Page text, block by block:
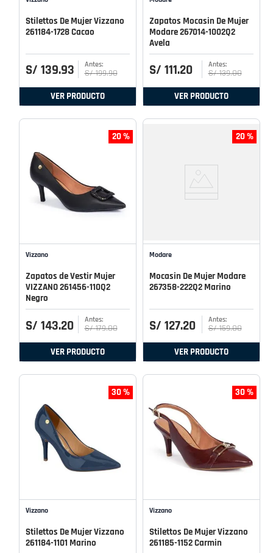
Stilettos De Mujer Vizzano
261184-1728 Cacao
S/ 139.93 S/ 199.90
VER PRODUCTO
Zapatos Mocasin De Mujer
Modare 267014-1002Q2
Avela
S/ 111.20 S/ 139.00
VER PRODUCTO
20 %
Vizzano
Zapatos de Vestir Mujer
VIZZANO 261456-110Q2
Negro
S/ 143.20 S/ 179.00
VER PRODUCTO
20 %
Modare
Mocasin De Mujer Modare
267358-222Q2 Marino
S/ 127.20 S/ 159.00
VER PRODUCTO
30 %
Vizzano
Stilettos De Mujer Vizzano
261184-1101 Marino
30 %
Vizzano
Stilettos De Mujer Vizzano
261185-1152 Carmin